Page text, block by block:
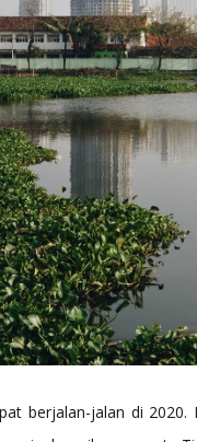
berjalan-jalan di 2020.